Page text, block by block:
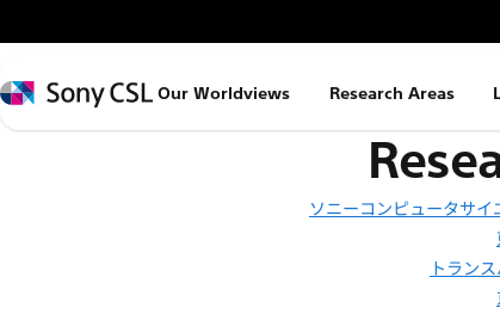
イ
ン
コ
Sony
Our Worldviews Research Areas
ソニーコンピュータサイ
トラン